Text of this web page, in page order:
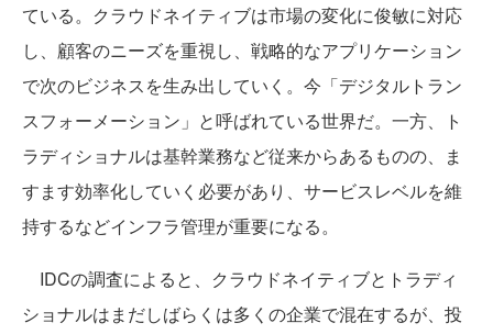
ている。クラウドネイティブは市場の変化に俊敏に対応
し、顧客のニーズを重視し、戦略的なアプリケーション
で次のビジネスを生み出していく。今「デジタルトラン
スフォーメーション」と呼ばれている世界だ。一方、ト
ラディショナルは基幹業務など従来からあるものの、ま
すます効率化していく必要があり、サービスレベルを維
持するなどインフラ管理が重要になる。
IDCの調査によると、クラウドネイティブとトラディ
ショナルはまだしばらくは多くの企業で混在するが、投